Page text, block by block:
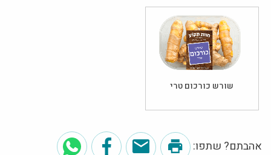
שורש כורכום טרי
אהבתם? שתפו: